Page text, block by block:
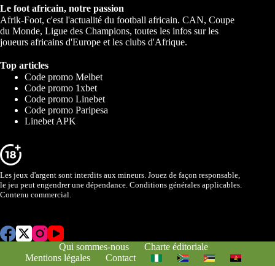
Le foot africain, notre passion
Afrik-Foot, c'est l'actualité du football africain. CAN, Coupe
du Monde, Ligue des Champions, toutes les infos sur les
joueurs africains d'Europe et les clubs d'Afrique.
Top articles
Code promo Melbet
Code promo 1xbet
Code promo Linebet
Code promo Paripesa
Linebet APK
Les jeux d'argent sont interdits aux mineurs. Jouez de façon responsable,
le jeu peut engendrer une dépendance. Conditions générales applicables.
Contenu commercial.
Qui sommes-nous
Charte éditoriale
Mentions légales
Contact